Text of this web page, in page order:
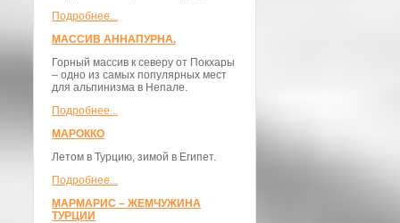
Подробнее...
МАССИВ АННАПУРНА.
Горный массив к северу от Покхары
– одно из самых популярных мест
для альпинизма в Непале.
Подробнее...
МАРОККО
Летом в Турцию, зимой в Египет.
Подробнее...
МАРМАРИС – ЖЕМЧУЖИНА
ТУРЦИИ